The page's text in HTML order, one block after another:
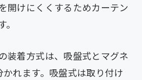
開けにくくするためカーテン
装着方式は、吸盤式とマグネ
れます。吸盤式は取り付け